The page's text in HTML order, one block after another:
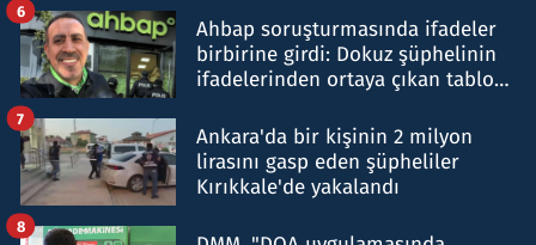
Ahbap soruşturmasında ifadeler
birbirine girdi: Dokuz şüphelinin
ifadelerinden ortaya çıkan tablo
6
Ankara'da bir kişinin 2 milyon
lirasını gasp eden şüpheliler
Kırıkkale'de yakalandı
7
8